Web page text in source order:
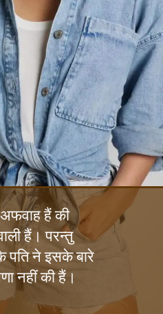
अफवाह हैं की
हैं। परन्तु
ने इसके बारे
नहीं की हैं।